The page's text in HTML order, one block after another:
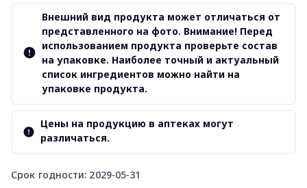
Срок годности: 2029-05-31
Внешний вид продукта может отличаться от
представленного на фото. Внимание! Перед
использованием продукта проверьте состав
на упаковке. Наиболее точный и актуальный
список ингредиентов можно найти на
упаковке продукта.
Цены на продукцию в аптеках могут
различаться.